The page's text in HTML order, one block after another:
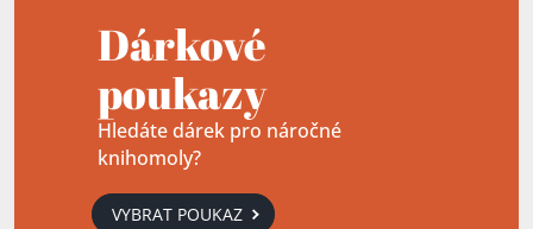
Dárkové
poukazy
Hledáte dárek pro náročné
knihomoly?
VYBRAT POUKAZ